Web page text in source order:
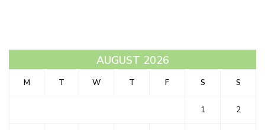
AUGUST 2026
M T W T F S S
1 2